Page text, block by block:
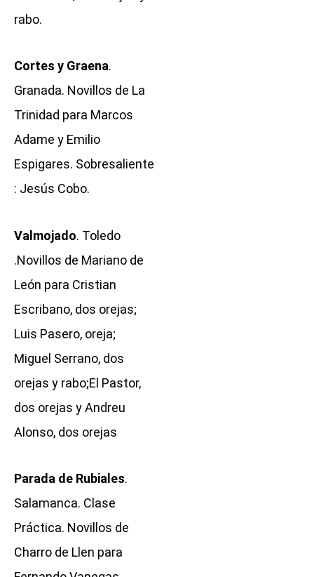
rabo.
Cortes y Graena.
Granada. Novillos de La
Trinidad para Marcos
Adame y Emilio
Espigares. Sobresaliente
: Jesús Cobo.
Valmojado. Toledo
.Novillos de Mariano de
León para Cristian
Escribano, dos orejas;
Luis Pasero, oreja;
Miguel Serrano, dos
orejas y rabo;El Pastor,
dos orejas y Andreu
Alonso, dos orejas
Parada de Rubiales.
Salamanca. Clase
Práctica. Novillos de
Charro de Llen para